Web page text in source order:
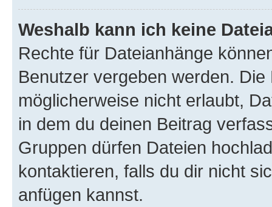
Weshalb kann ich keine
Rechte für Dateianhänge
Benutzer vergeben werden.
möglicherweise nicht erlaubt,
in dem du deinen Beitrag
Gruppen dürfen Dateien
kontaktieren, falls du dir nicht
anfügen kannst.